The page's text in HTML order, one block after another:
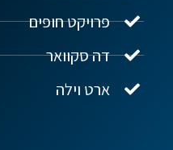
פרויקט חופים
דה סקוואר
ארט וילה
שלום! איך אפשר לעזור?